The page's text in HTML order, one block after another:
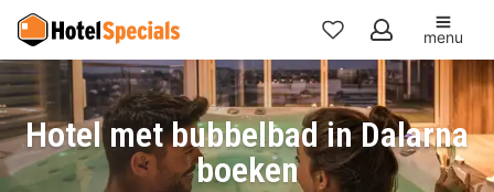
Mijn
favorieten
menu
Hotel met bubbelbad in Dalarna
boeken